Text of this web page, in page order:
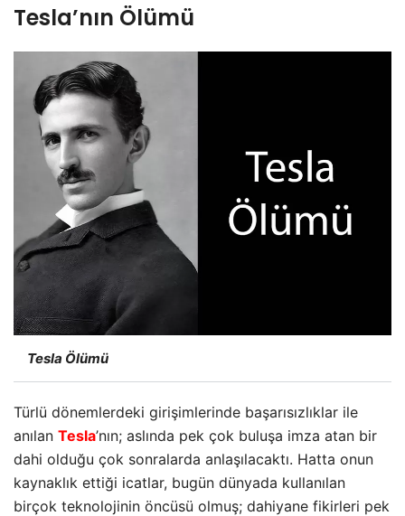
Tesla’nın Ölümü
Tesla Ölümü
Türlü dönemlerdeki girişimlerinde başarısızlıklar ile
anılan Tesla’nın; aslında pek çok buluşa imza atan bir
dahi olduğu çok sonralarda anlaşılacaktı. Hatta onun
kaynaklık ettiği icatlar, bugün dünyada kullanılan
birçok teknolojinin öncüsü olmuş; dahiyane fikirleri pek